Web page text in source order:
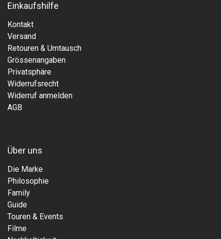
Einkaufshilfe
Kontakt
Versand
Retouren & Umtausch
Grössenangaben
Privatsphäre
Widerrufsrecht
Widerruf anmelden
AGB
Über uns
Die Marke
Philosophie
Family
Guide
Touren & Events
Filme